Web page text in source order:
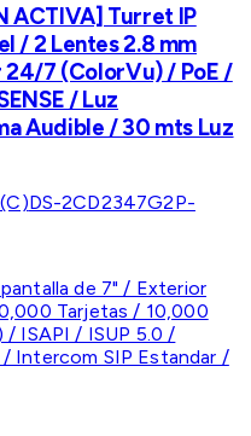
ACTIVA] Turret IP
/ 2 Lentes 2.8 mm
24/7 (ColorVu) / PoE /
/ Luz
Audible / 30 mts Luz
DS-2CD2347G2P-